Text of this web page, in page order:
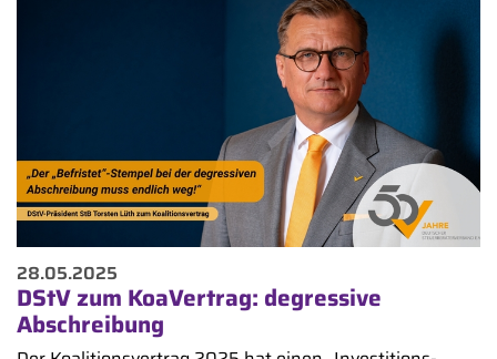
28.05.2025
DStV zum KoaVertrag: degressive
Abschreibung